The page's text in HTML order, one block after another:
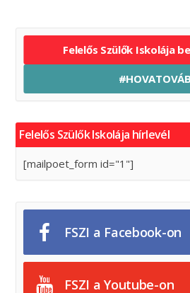
Felelős Szülők Iskolája
Felelős Szülők Iskolája hírlevél
[mailpoet_form id="1"]
FSZI a Facebook-on
FSZI a Youtube-on